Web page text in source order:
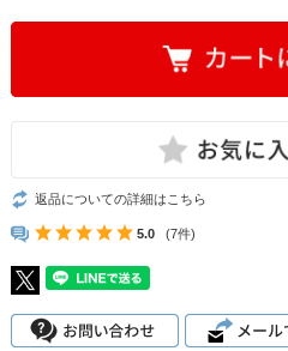
返品についての詳細はこちら
5.0 (7件)